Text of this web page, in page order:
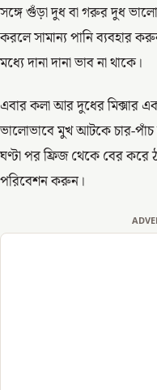
সঙ্গে গুঁড়া দুধ বা গরুর দুধ
করলে সামান্য পানি ব্যবহার
মধ্যে দানা দানা ভাব না থাকে।
এবার কলা আর দুধের মিক্সার
ভালোভাবে মুখ আটকে চার-পাঁচ
ঘণ্টা পর ফ্রিজ থেকে বের করে
পরিবেশন করুন।